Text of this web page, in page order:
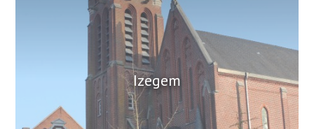
Izegem